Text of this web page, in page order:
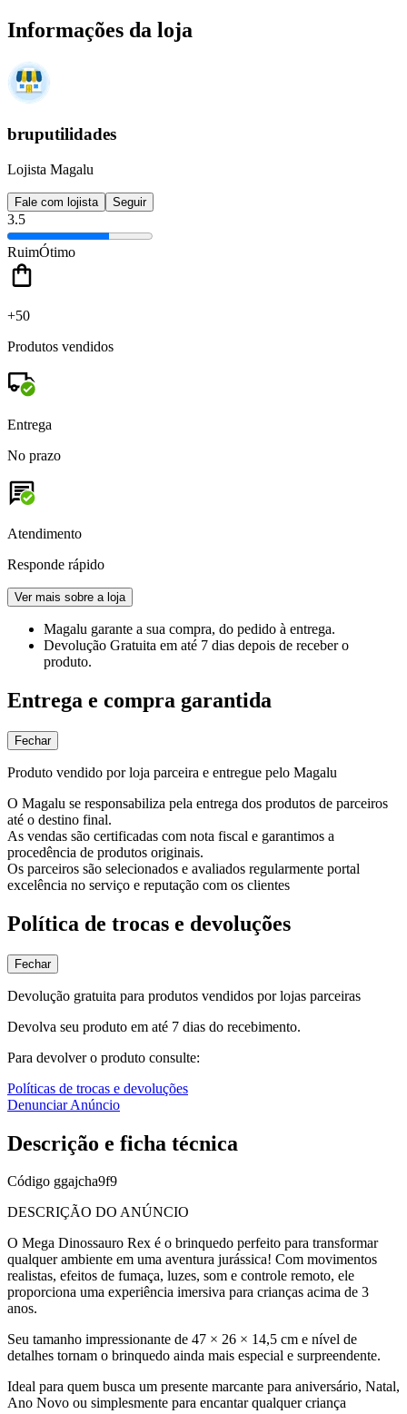
Informações da loja
bruputilidades
Lojista Magalu
Fale com lojista Seguir
3.5
RuimÓtimo
+50
Produtos vendidos
Entrega
No prazo
Atendimento
Responde rápido
Ver mais sobre a loja
Magalu garante a sua compra, do pedido à entrega.
Devolução Gratuita em até 7 dias depois de receber o
produto.
Entrega e compra garantida
Fechar
Produto vendido por loja parceira e entregue pelo Magalu
O Magalu se responsabiliza pela entrega dos produtos de parceiros
até o destino final.
As vendas são certificadas com nota fiscal e garantimos a
procedência de produtos originais.
Os parceiros são selecionados e avaliados regularmente portal
excelência no serviço e reputação com os clientes
Política de trocas e devoluções
Fechar
Devolução gratuita para produtos vendidos por lojas parceiras
Devolva seu produto em até 7 dias do recebimento.
Para devolver o produto consulte:
Políticas de trocas e devoluções
Denunciar Anúncio
Descrição e ficha técnica
Código ggajcha9f9
DESCRIÇÃO DO ANÚNCIO
O Mega Dinossauro Rex é o brinquedo perfeito para transformar
qualquer ambiente em uma aventura jurássica! Com movimentos
realistas, efeitos de fumaça, luzes, som e controle remoto, ele
proporciona uma experiência imersiva para crianças acima de 3
anos.
Seu tamanho impressionante de 47 × 26 × 14,5 cm e nível de
detalhes tornam o brinquedo ainda mais especial e surpreendente.
Ideal para quem busca um presente marcante para aniversário, Natal,
Ano Novo ou simplesmente para encantar qualquer criança